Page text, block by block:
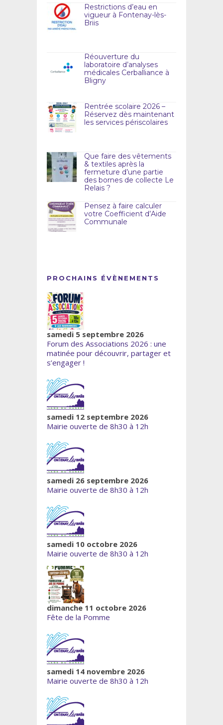
Restrictions d’eau en
vigueur à Fontenay-lès-
Briis
Réouverture du
laboratoire d’analyses
médicales Cerballiance à
Bligny
Rentrée scolaire 2026 –
Réservez dès maintenant
les services périscolaires
Que faire des vêtements
& textiles après la
fermeture d’une partie
des bornes de collecte Le
Relais ?
Pensez à faire calculer
votre Coefficient d’Aide
Communale
PROCHAINS ÉVÈNEMENTS
samedi 5 septembre 2026
Forum des Associations 2026 : une
matinée pour découvrir, partager et
s’engager !
samedi 12 septembre 2026
Mairie ouverte de 8h30 à 12h
samedi 26 septembre 2026
Mairie ouverte de 8h30 à 12h
samedi 10 octobre 2026
Mairie ouverte de 8h30 à 12h
dimanche 11 octobre 2026
Fête de la Pomme
samedi 14 novembre 2026
Mairie ouverte de 8h30 à 12h